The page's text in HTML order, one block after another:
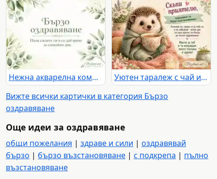
Нежна акварелна композиция с послание „Бързо оздравяване“
Уютен таралеж с чай и текст за бързо възстановяване
Вижте всички картички в категория Бързо
оздравяване
Още идеи за оздравяване
общи пожелания | здраве и сили | оздравявай
бързо | бързо възстановяване | с подкрепа | пълно
възстановяване